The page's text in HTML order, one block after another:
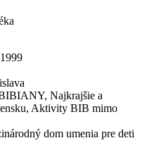
Najkrajšie a
Aktivity BIB mimo
dom umenia pre deti